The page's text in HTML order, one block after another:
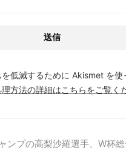
低減するために Akismet を使
方法の詳細はこちらをご覧く
ンプの高梨沙羅選手、W杯